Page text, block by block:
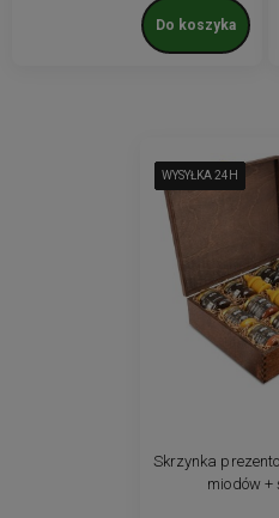
Do koszyka
WYSYŁKA 24H
WYSYŁKA 24H
WYSYŁKA 24H
WYSYŁKA 24H
WYSYŁKA 24H
WYSYŁKA 24H
WYSYŁKA 24H
Skrzynka
miodów +